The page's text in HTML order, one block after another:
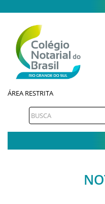
ÁREA RESTRITA